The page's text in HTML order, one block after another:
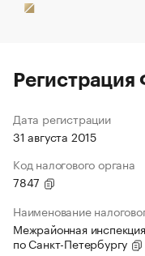
Дата регистрации
31 августа 2015
Код налогового органа
7847
Наименование
Межрайонная
по Санкт-Петербургу